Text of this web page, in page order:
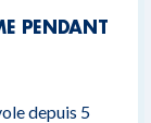
PENDANT
depuis 5